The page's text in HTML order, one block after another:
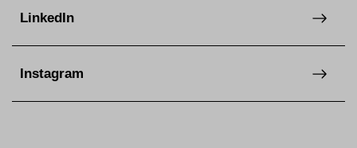
LinkedIn
Instagram